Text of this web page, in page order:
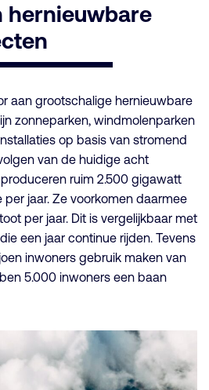
hernieuwbare
aan grootschalige hernieuwbare
zonneparken, windmolenparken
op basis van stromend
van de huidige acht
ruim 2.500 gigawatt
jaar. Ze voorkomen daarmee
per jaar. Dit is vergelijkbaar met
een jaar continue rijden. Tevens
inwoners gebruik maken van
5.000 inwoners een baan